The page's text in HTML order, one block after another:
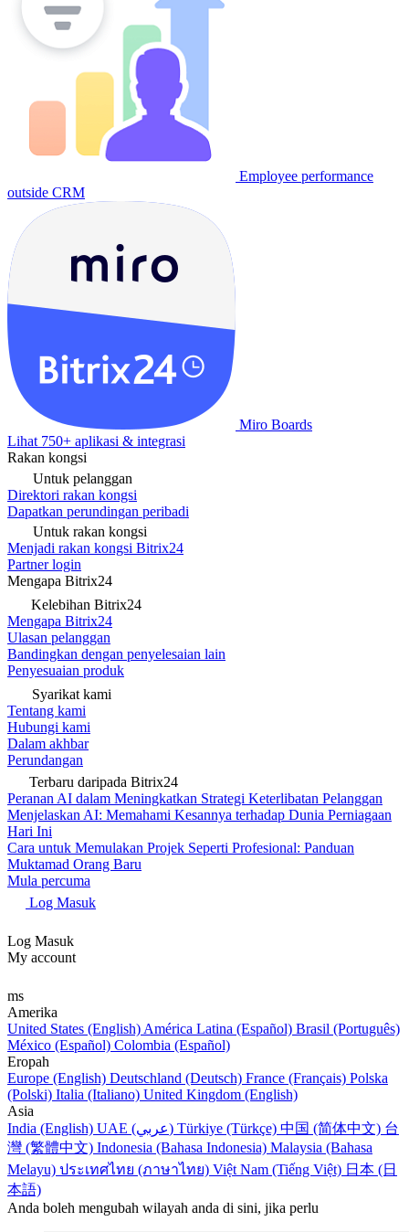
Employee performance
outside CRM
Miro Boards
Lihat 750+ aplikasi & integrasi
Rakan kongsi
Untuk pelanggan
Direktori rakan kongsi
Dapatkan perundingan peribadi
Untuk rakan kongsi
Menjadi rakan kongsi Bitrix24
Partner login
Mengapa Bitrix24
Kelebihan Bitrix24
Mengapa Bitrix24
Ulasan pelanggan
Bandingkan dengan penyelesaian lain
Penyesuaian produk
Syarikat kami
Tentang kami
Hubungi kami
Dalam akhbar
Perundangan
Terbaru daripada Bitrix24
Peranan AI dalam Meningkatkan Strategi Keterlibatan Pelanggan
Menjelaskan AI: Memahami Kesannya terhadap Dunia Perniagaan
Hari Ini
Cara untuk Memulakan Projek Seperti Profesional: Panduan
Muktamad Orang Baru
Mula percuma
Log Masuk
Log Masuk
My account
ms
Amerika
United States (English) América Latina (Español) Brasil (Português)
México (Español) Colombia (Español)
Eropah
Europe (English) Deutschland (Deutsch) France (Français) Polska
(Polski) Italia (Italiano) United Kingdom (English)
Asia
India (English)
UAE (عربي) Türkiye (Türkçe) 中国 (简体中文) 台
灣 (繁體中文) Indonesia (Bahasa Indonesia) Malaysia (Bahasa
Melayu) ประเทศไทย (ภาษาไทย) Việt Nam (Tiếng Việt) 日本 (日
本語)
Anda boleh mengubah wilayah anda di sini, jika perlu